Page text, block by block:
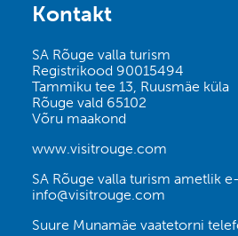
Kontakt
SA Rõuge valla turism
Registrikood 90015494
Tammiku tee 13, Ruusmäe küla
Rõuge vald 65102
Võru maakond
www.visitrouge.com
SA Rõuge valla turism ametlik
info@visitrouge.com
Suure Munamäe vaatetorni